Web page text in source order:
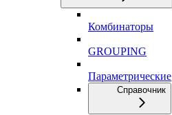
Комбинаторы
GROUPING
Параметрические
Справочник